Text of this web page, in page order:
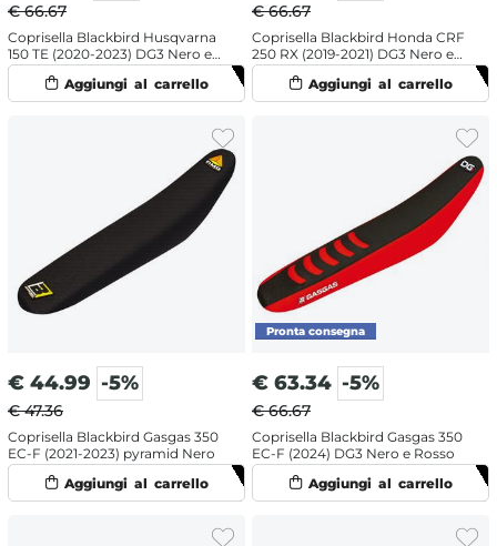
€ 66.67
Coprisella Blackbird Husqvarna
150 TE (2020-2023) DG3 Nero e
giallo
€ 66.67
Coprisella Blackbird Honda CRF
250 RX (2019-2021) DG3 Nero e
Rosso
€ 44.99 -5%
€ 47.36
Coprisella Blackbird Gasgas 350
EC-F (2021-2023) pyramid Nero
€ 63.34 -5%
€ 66.67
Coprisella Blackbird Gasgas 350
EC-F (2024) DG3 Nero e Rosso